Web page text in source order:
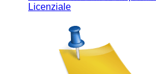
Licenziale